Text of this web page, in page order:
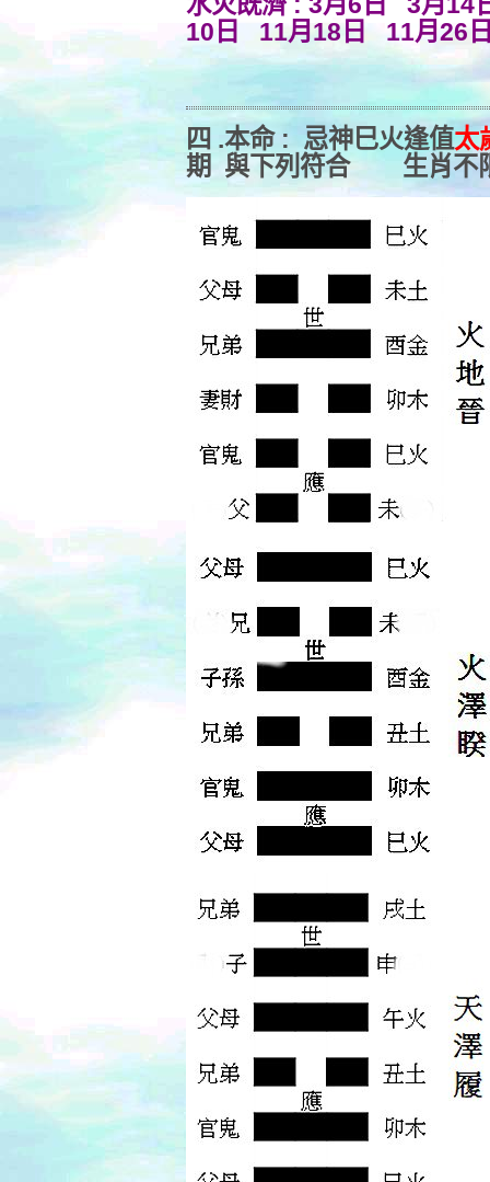
10日 11月18日 11月26
四 .本命 : 忌神巳火逢值太
期 與下列符合 生肖不